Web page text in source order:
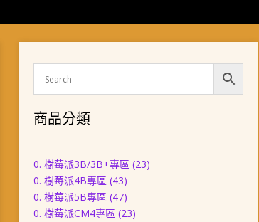
商品分類
0. 樹莓派3B/3B+專區 (23)
0. 樹莓派4B專區 (43)
0. 樹莓派5B專區 (47)
0. 樹莓派CM4專區 (23)